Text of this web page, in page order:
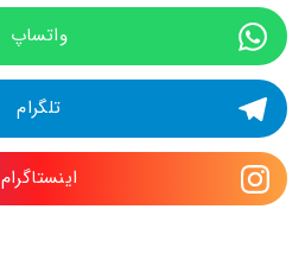
واتساپ
تلگرام
اینستاگرام